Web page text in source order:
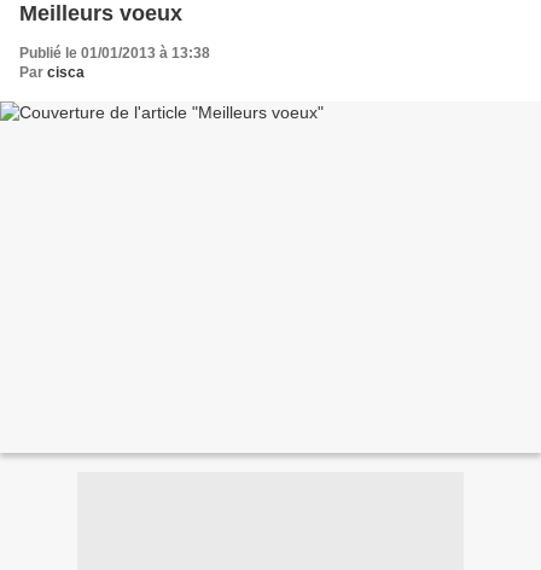
Meilleurs voeux
Publié le 01/01/2013 à 13:38
Par cisca